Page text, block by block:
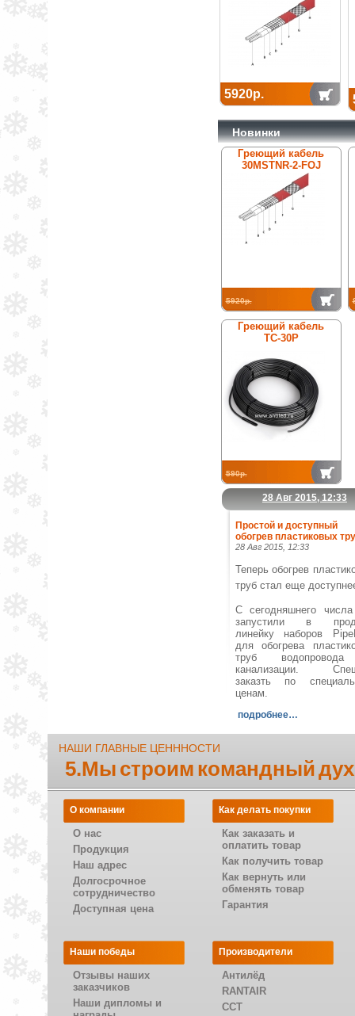
5920р.
Новинки
Греющий кабель
30MSTNR-2-FOJ
5920р.
Греющий кабель
ТС-30Р
590р.
28 Авг 2015, 12:33
Простой и доступный
обогрев пластиковых
28 Авг 2015, 12:33
Теперь обогрев
труб стал еще
С сегодняшнего
запустили в
линейку наборов
для обогрева
труб
канализации.
заказть по
ценам.
подробнее…
НАШИ ГЛАВНЫЕ ЦЕНННОСТИ
5.Мы строим командный
О компании
О нас
Продукция
Наш адрес
Долгосрочное
сотрудничество
Доступная цена
Как делать покупки
Как заказать и
оплатить товар
Как получить товар
Как вернуть или
обменять товар
Гарантия
Наши победы
Отзывы наших
заказчиков
Наши дипломы и
Производители
Антилёд
RANTAIR
CCT